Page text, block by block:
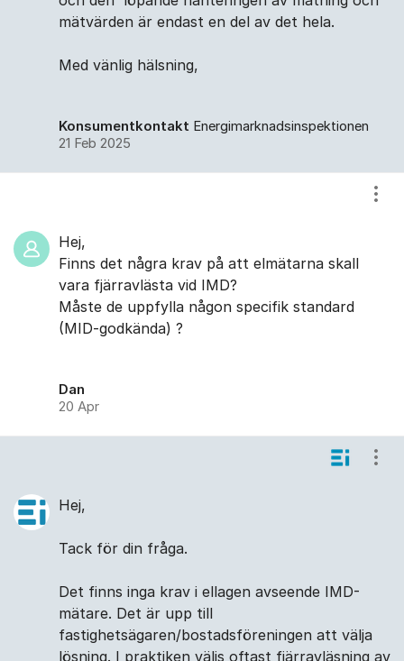
mätvärden är endast en del av det hela.
Med vänlig hälsning,
Konsumentkontakt Energimarknadsinspektionen
21 Feb 2025
Hej,
Finns det några krav på att elmätarna skall
vara fjärravlästa vid IMD?
Måste de uppfylla någon specifik standard
(MID-godkända) ?
Dan
20 Apr
Hej,
Tack för din fråga.
Det finns inga krav i ellagen avseende IMD-
mätare. Det är upp till
fastighetsägaren/bostadsföreningen att välja
lösning. I praktiken väljs oftast fjärravläsning av